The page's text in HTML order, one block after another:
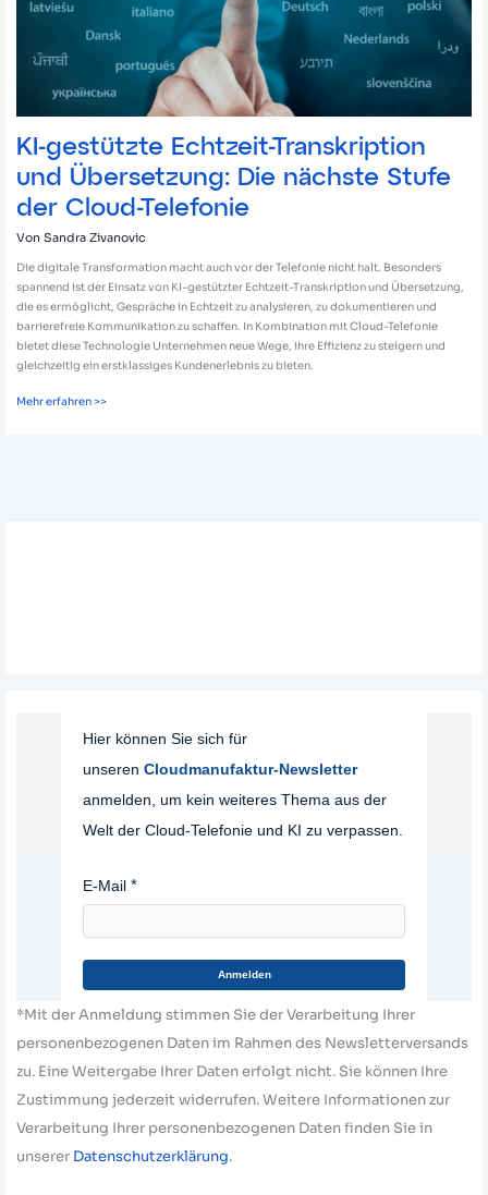
KI-gestützte Echtzeit-Transkription
und Übersetzung: Die nächste Stufe
der Cloud-Telefonie
VonSandra Zivanovic
Die digitale Transformation macht auch vor der Telefonie nicht halt. Besonders
spannend ist der Einsatz von KI-gestützter Echtzeit-Transkription und Übersetzung,
die es ermöglicht, Gespräche in Echtzeit zu analysieren, zu dokumentieren und
barrierefreie Kommunikation zu schaffen. In Kombination mit Cloud-Telefonie
bietet diese Technologie Unternehmen neue Wege, ihre Effizienz zu steigern und
gleichzeitig ein erstklassiges Kundenerlebnis zu bieten.
Stufe
Cloud-
Mehr erfahren >>
Hier können Sie sich für
unseren Cloudmanufaktur-Newsletter
anmelden, um kein weiteres Thema aus der
Welt der Cloud-Telefonie und KI zu verpassen.
E-Mail
Anmelden
*Mit der Anmeldung stimmen Sie der Verarbeitung Ihrer
personenbezogenen Daten im Rahmen des Newsletterversands
zu. Eine Weitergabe Ihrer Daten erfolgt nicht. Sie können Ihre
Zustimmung jederzeit widerrufen. Weitere Informationen zur
Verarbeitung Ihrer personenbezogenen Daten finden Sie in
unserer Datenschutzerklärung.